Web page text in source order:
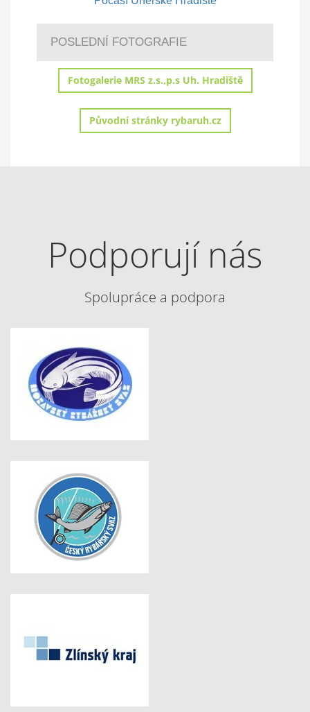
POSLEDNÍ FOTOGRAFIE
Fotogalerie MRS z.s.,p.s Uh. Hradiště
Původní stránky rybaruh.cz
Podporují nás
Spolupráce a podpora